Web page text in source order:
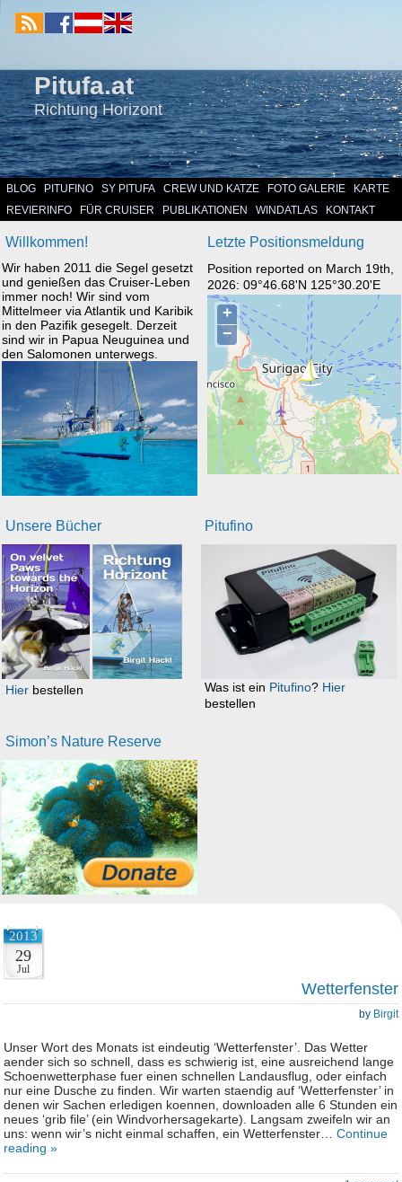
Pitufa.at
Richtung Horizont
BLOG PITUFINO SY PITUFA CREW UND KATZE FOTO GALERIE
KARTE
REVIERINFO
FÜR CRUISER PUBLIKATIONEN WINDATLAS KONTAKT
Willkommen!
Wir haben 2011 die Segel gesetzt
und genießen das Cruiser-Leben
immer noch! Wir sind vom
Mittelmeer via Atlantik und Karibik
in den Pazifik gesegelt. Derzeit
sind wir in Papua Neuguinea und
den Salomonen unterwegs.
Letzte Positionsmeldung
Position reported on March 19th,
2026: 09°46.68'N 125°30.20'E
Unsere Bücher
Hier bestellen
Pitufino
Was ist ein Pitufino? Hier
bestellen
Simon’s Nature Reserve
2013
29
Jul
Wetterfenster
by Birgit
Unser Wort des Monats ist eindeutig ‘Wetterfenster’. Das Wetter
aender sich so schnell, dass es schwierig ist, eine ausreichend lange
Schoenwetterphase fuer einen schnellen Landausflug, oder einfach
nur eine Dusche zu finden. Wir warten staendig auf ‘Wetterfenster’ in
denen wir Sachen erledigen koennen, downloaden alle 6 Stunden ein
neues ‘grib file’ (ein Windvorhersagekarte). Langsam zweifeln wir an
uns: wenn wir’s nicht einmal schaffen, ein Wetterfenster… Continue
reading »